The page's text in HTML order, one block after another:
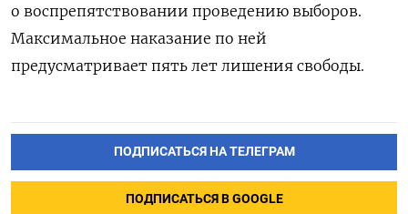
о воспрепятствовании проведению выборов.
Максимальное наказание по ней
предусматривает пять лет лишения свободы.
ПОДПИСАТЬСЯ НА ТЕЛЕГРАМ
ПОДПИСАТЬСЯ В GOOGLE